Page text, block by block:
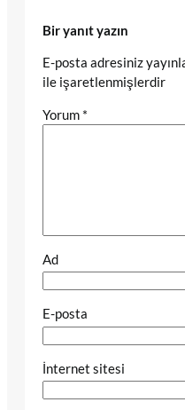
Bir yanıt yazın
E-posta adresiniz
ile işaretlenmişlerdir
Yorum *
Ad
E-posta
İnternet sitesi